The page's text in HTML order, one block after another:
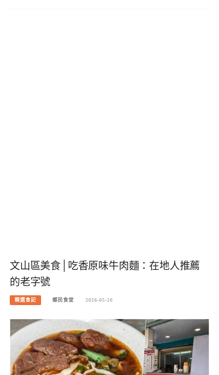
文山區美食│吃香原味牛肉麵：在地人推薦
的老字號
精選食記 鄉民食堂 2026-05-26